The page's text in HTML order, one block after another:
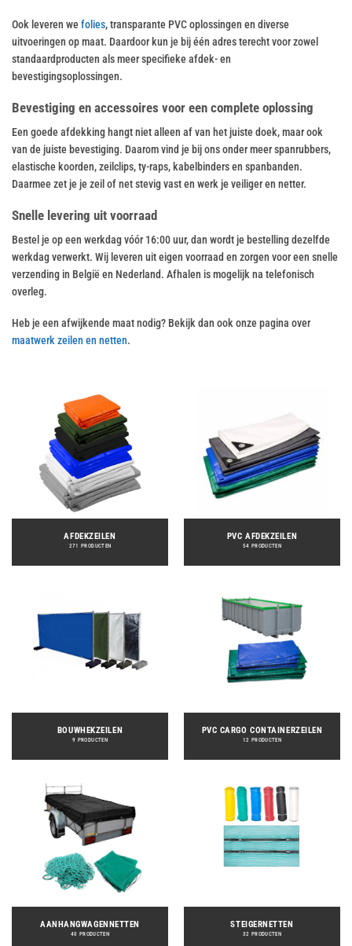
Ook leveren wefolies, transparante PVC oplossingen en diverse
uitvoeringen op maat. Daardoor kun je bij één adres terecht voor zowel
standaardproducten als meer specifieke afdek- en
bevestigingsoplossingen.
Bevestiging en accessoires voor een complete oplossing
Een goede afdekking hangt niet alleen af van het juiste doek, maar ook
van de juiste bevestiging. Daarom vind je bij ons onder meer spanrubbers,
elastische koorden, zeilclips, ty-raps, kabelbinders en spanbanden.
Daarmee zet je je zeil of net stevig vast en werk je veiliger en netter.
Snelle levering uit voorraad
Bestel je op een werkdag vóór 16:00 uur, dan wordt je bestelling dezelfde
werkdag verwerkt. Wij leveren uit eigen voorraad en zorgen voor een snelle
verzending in België en Nederland. Afhalen is mogelijk na telefonisch
overleg.
Heb je een afwijkende maat nodig? Bekijk dan ook onze pagina over
maatwerk zeilen en netten.
AFDEKZEILEN
271 PRODUCTEN
PVC AFDEKZEILEN
54 PRODUCTEN
BOUWHEKZEILEN
9 PRODUCTEN
PVC CARGO CONTAINERZEILEN
12 PRODUCTEN
AANHANGWAGENNETTEN
40 PRODUCTEN
STEIGERNETTEN
32 PRODUCTEN